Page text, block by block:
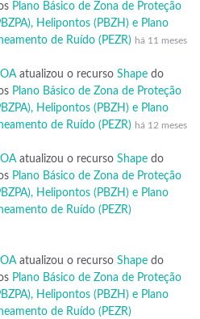
Plano Básico de Zona de Proteção
Helipontos (PBZH) e Plano
de Ruído (PEZR) há 11 meses
atualizou o recurso Shape do
Plano Básico de Zona de Proteção
Helipontos (PBZH) e Plano
de Ruído (PEZR) há 12 meses
atualizou o recurso Shape do
Plano Básico de Zona de Proteção
Helipontos (PBZH) e Plano
de Ruído (PEZR)
atualizou o recurso Shape do
Plano Básico de Zona de Proteção
Helipontos (PBZH) e Plano
de Ruído (PEZR)